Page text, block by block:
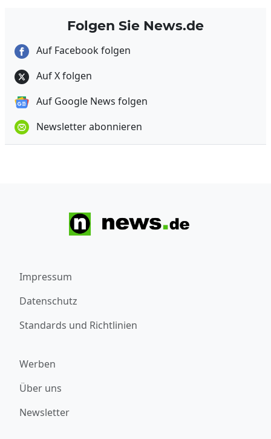
Folgen Sie News.de
Auf Facebook folgen
Auf X folgen
Auf Google News folgen
Newsletter abonnieren
Impressum
Datenschutz
Standards und Richtlinien
Werben
Über uns
Newsletter